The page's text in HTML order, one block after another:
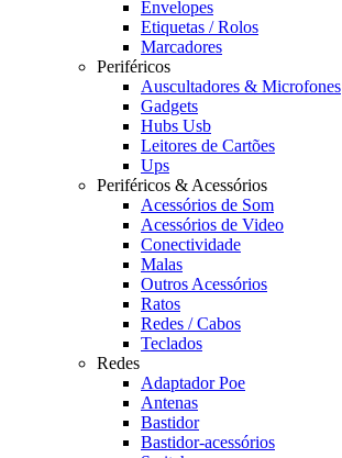
Envelopes
Etiquetas / Rolos
Marcadores
Periféricos
Auscultadores & Microfones
Gadgets
Hubs Usb
Leitores de Cartões
Ups
Periféricos & Acessórios
Acessórios de Som
Acessórios de Video
Conectividade
Malas
Outros Acessórios
Ratos
Redes / Cabos
Teclados
Redes
Adaptador Poe
Antenas
Bastidor
Bastidor-acessórios